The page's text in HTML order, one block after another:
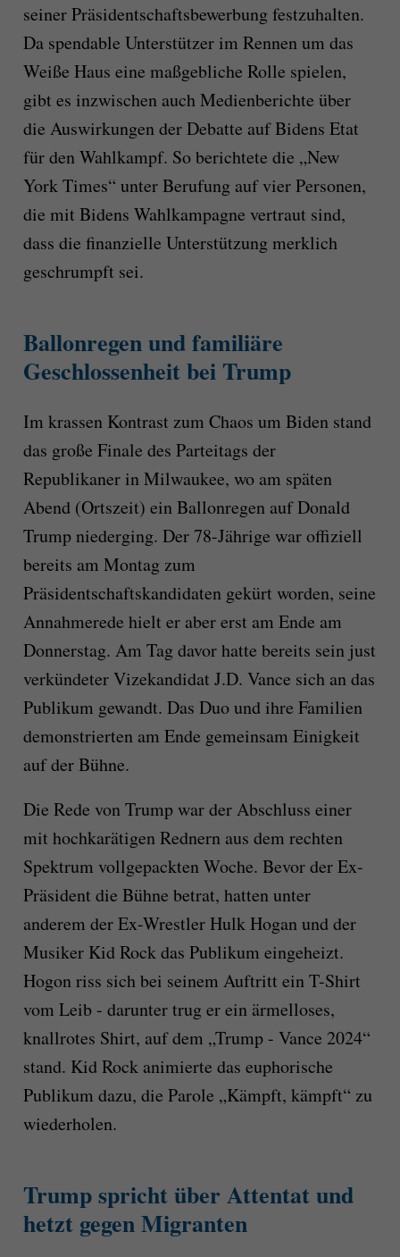
seiner Präsidentschaftsbewerbung festzuhalten.
Da spendable Unterstützer im Rennen um das
Weiße Haus eine maßgebliche Rolle spielen,
gibt es inzwischen auch Medienberichte über
die Auswirkungen der Debatte auf Bidens Etat
für den Wahlkampf. So berichtete die „New
York Times“ unter Berufung auf vier Personen,
die mit Bidens Wahlkampagne vertraut sind,
dass die finanzielle Unterstützung merklich
geschrumpft sei.
Ballonregen und familiäre
Geschlossenheit bei Trump
Im krassen Kontrast zum Chaos um Biden stand
das große Finale des Parteitags der
Republikaner in Milwaukee, wo am späten
Abend (Ortszeit) ein Ballonregen auf Donald
Trump niederging. Der 78-Jährige war offiziell
bereits am Montag zum
Präsidentschaftskandidaten gekürt worden, seine
Annahmerede hielt er aber erst am Ende am
Donnerstag. Am Tag davor hatte bereits sein just
verkündeter Vizekandidat J.D. Vance sich an das
Publikum gewandt. Das Duo und ihre Familien
demonstrierten am Ende gemeinsam Einigkeit
auf der Bühne.
Die Rede von Trump war der Abschluss einer
mit hochkarätigen Rednern aus dem rechten
Spektrum vollgepackten Woche. Bevor der Ex-
Präsident die Bühne betrat, hatten unter
anderem der Ex-Wrestler Hulk Hogan und der
Musiker Kid Rock das Publikum eingeheizt.
Hogon riss sich bei seinem Auftritt ein T-Shirt
vom Leib - darunter trug er ein ärmelloses,
knallrotes Shirt, auf dem „Trump - Vance 2024“
stand. Kid Rock animierte das euphorische
Publikum dazu, die Parole „Kämpft, kämpft“ zu
wiederholen.
Trump spricht über Attentat und
hetzt gegen Migranten